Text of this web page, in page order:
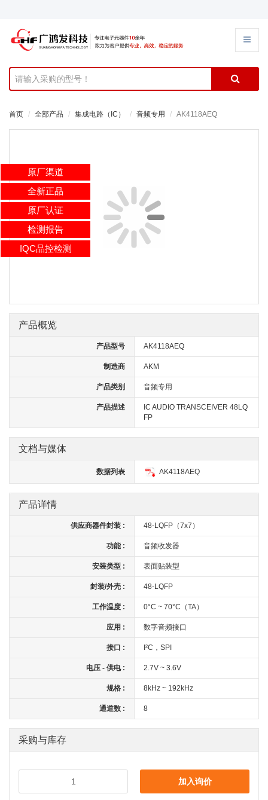
首页 全部产品 集成电路（IC） 音频专用 AK4118AEQ
产品概览
产品型号 AK4118AEQ
制造商 AKM
产品类别 音频专用
产品描述
IC AUDIO TRANSCEIVER 48LQ
FP
文档与媒体
数据列表 AK4118AEQ
产品详情
供应商器件封装 : 48-LQFP（7x7）
功能 : 音频收发器
安装类型 : 表面贴装型
封装/外壳 : 48-LQFP
工作温度 : 0°C ~ 70°C（TA）
应用 : 数字音频接口
接口 : I²C，SPI
电压 - 供电 : 2.7V ~ 3.6V
规格 : 8kHz ~ 192kHz
通道数 : 8
采购与库存
加入询价
原厂渠道
全新正品
原厂认证
检测报告
IQC品控检测